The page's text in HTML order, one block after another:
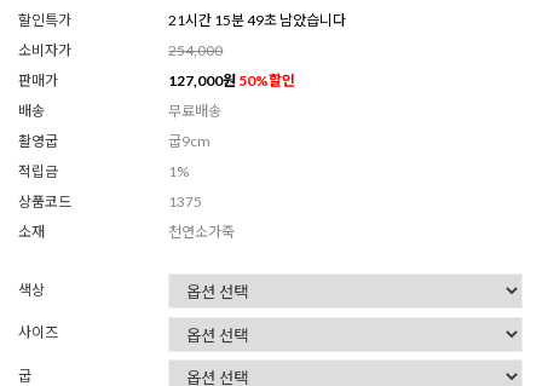
할인특가
21시간 15분 46초 남았습니다
소비자가
254,000
판매가
127,000원 50%할인
배송
무료배송
촬영굽
굽9cm
적립금
1%
상품코드
1375
소재
천연소가죽
색상
사이즈
굽